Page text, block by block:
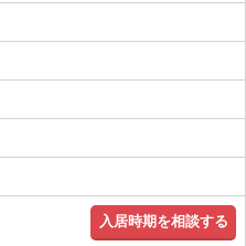
入居時期を相談する